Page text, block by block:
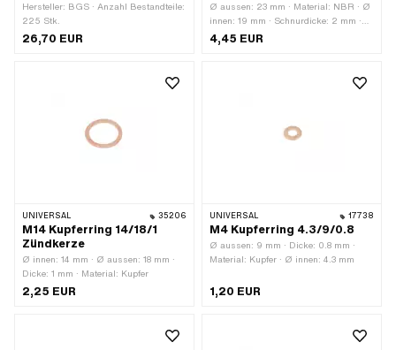
Hersteller: BGS · Anzahl Bestandteile:
225 Stk.
26,70 EUR
Ø aussen: 23 mm · Material: NBR · Ø
innen: 19 mm · Schnurdicke: 2 mm ·
Härte: 70 Shore
4,45 EUR
UNIVERSAL 35206
M14 Kupferring 14/18/1
Zündkerze
Ø innen: 14 mm · Ø aussen: 18 mm ·
Dicke: 1 mm · Material: Kupfer
2,25 EUR
UNIVERSAL 17738
M4 Kupferring 4.3/9/0.8
Ø aussen: 9 mm · Dicke: 0.8 mm ·
Material: Kupfer · Ø innen: 4.3 mm
1,20 EUR